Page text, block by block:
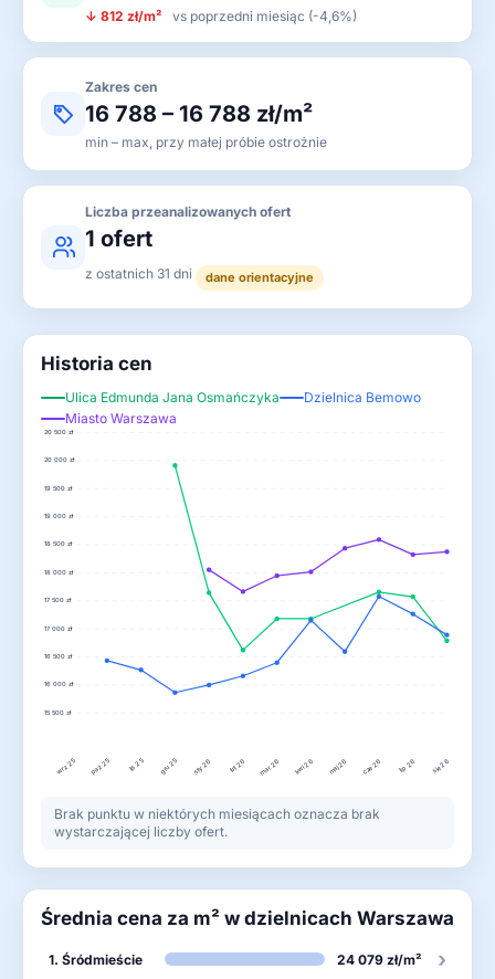
↓ 812 zł/m² vs poprzedni miesiąc (-4,6%)
Zakres cen
16 788 – 16 788 zł/m²
min – max, przy małej próbie ostrożnie
Liczba przeanalizowanych ofert
1 ofert
z ostatnich 31 dni dane orientacyjne
Historia cen
Ulica Edmunda Jana Osmańczyka
Dzielnica Bemowo
Miasto Warszawa
15 500 zł
16 000 zł
16 500 zł
17 000 zł
17 500 zł
18 000 zł
18 500 zł
19 000 zł
19 500 zł
20 000 zł
20 500 zł
wrz 25 paź 25 lis 25 gru 25 sty 26 lut 26 mar 26 kwi 26 maj 26 cze 26 lip 26 sie 26
Brak punktu w niektórych miesiącach oznacza brak
wystarczającej liczby ofert.
Średnia cena za m² w dzielnicach Warszawa
1. Śródmieście 24 079 zł/m² ›